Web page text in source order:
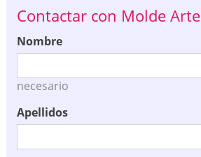
Contactar con Molde Arte
Nombre
necesario
Apellidos